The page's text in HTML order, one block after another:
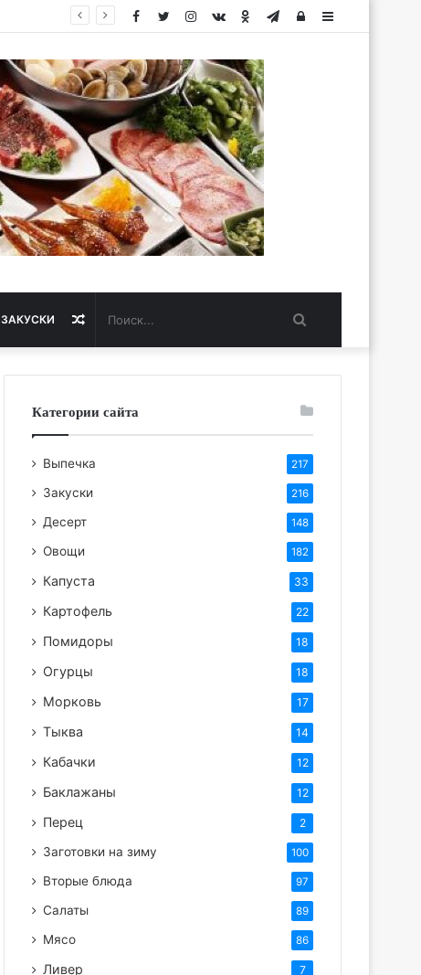
Sidebar
Авторизация
Telegram
Одноклассники
vk.com
Instagram
Twitter
Facebook
ЗАКУСКИ Случайная
статья
Категории сайта
Выпечка 217
Закуски 216
Десерт 148
Овощи 182
Капуста 33
Картофель 22
Помидоры 18
Огурцы 18
Морковь 17
Тыква 14
Кабачки 12
Баклажаны 12
Перец 2
Заготовки на зиму 100
Вторые блюда 97
Салаты 89
Мясо 86
Ливер 7